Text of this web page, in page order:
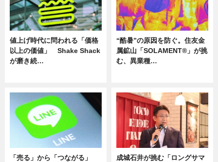
値上げ時代に問われる「価格
以上の価値」 Shake Shack
が磨き続…
“酷暑”の原因を防ぐ。住友金
属鉱山「SOLAMENT®」が挑
む、異業種…
「売る」から「つながる」
成城石井が挑む「ロングサマ